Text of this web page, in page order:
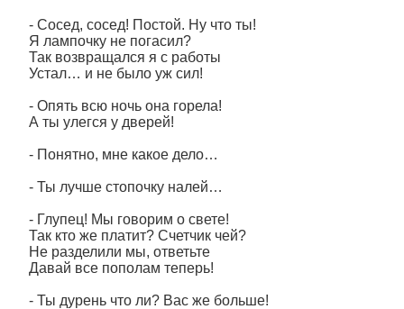
- Сосед, сосед! Постой. Ну что ты!
Я лампочку не погасил?
Так возвращался я с работы
Устал… и не было уж сил!
- Опять всю ночь она горела!
А ты улегся у дверей!
- Понятно, мне какое дело…
- Ты лучше стопочку налей…
- Глупец! Мы говорим о свете!
Так кто же платит? Счетчик чей?
Не разделили мы, ответьте
Давай все пополам теперь!
- Ты дурень что ли? Вас же больше!